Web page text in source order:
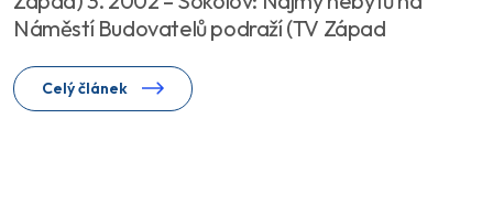
Náměstí Budovatelů podraží (TV Západ
Celý článek